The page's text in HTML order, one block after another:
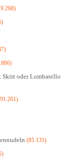
Skirt oder Lombatello
(85.131)